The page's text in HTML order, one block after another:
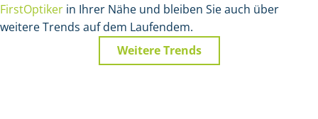
FirstOptiker in Ihrer Nähe und bleiben Sie auch über
weitere Trends auf dem Laufendem.
Weitere Trends